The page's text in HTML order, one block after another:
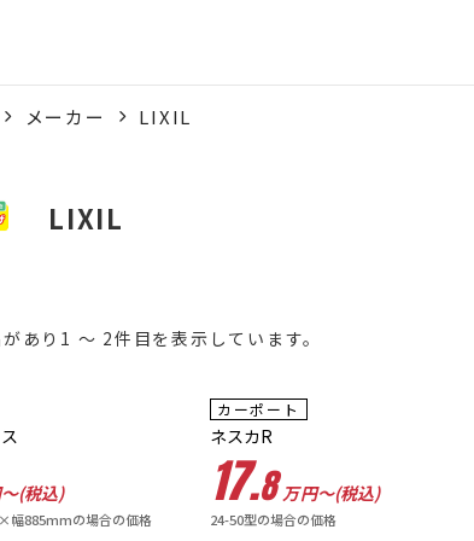
メーカー LIXIL
LIXIL
あり1 ～ 2件目を表示しています。
(税込)
幅885mmの場合の価格
40%OFF
カーポート
ネスカR
17.8 万円〜(税込)
24-50型の場合の価格